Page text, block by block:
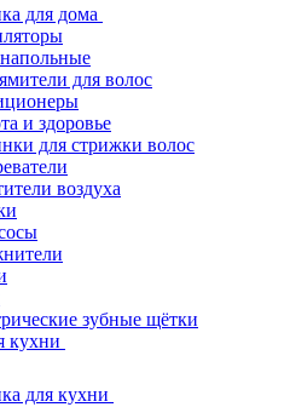
для дома
для волос
и здоровье
для стрижки волос
воздуха
зубные щётки
кухни
для кухни